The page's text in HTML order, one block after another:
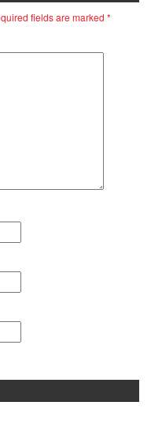
fields are marked *